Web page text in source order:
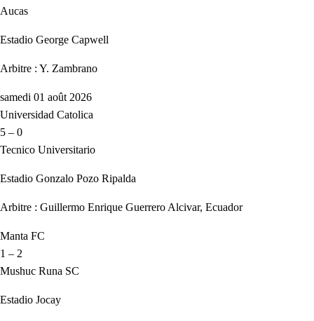
Aucas
Estadio George Capwell
Arbitre : Y. Zambrano
samedi 01 août 2026
Universidad Catolica
5 – 0
Tecnico Universitario
Estadio Gonzalo Pozo Ripalda
Arbitre : Guillermo Enrique Guerrero Alcivar, Ecuador
Manta FC
1 – 2
Mushuc Runa SC
Estadio Jocay